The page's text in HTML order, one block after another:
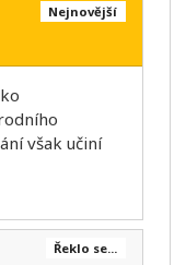
Nejnovější
však učiní
Řeklo se...